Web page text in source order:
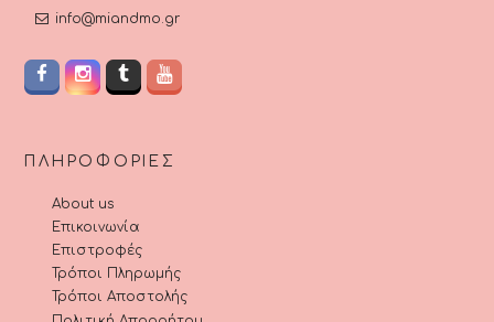
info@miandmo.gr
ΠΛΗΡΟΦΟΡΊΕΣ
About us
Επικοινωνία
Επιστροφές
Τρόποι Πληρωμής
Τρόποι Αποστολής